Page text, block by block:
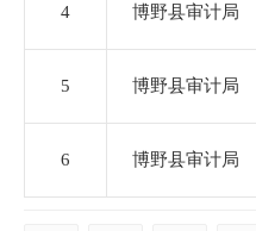
审计局
市场监督管理局
4 博野县审计局
5 博野县审计局
6 博野县审计局